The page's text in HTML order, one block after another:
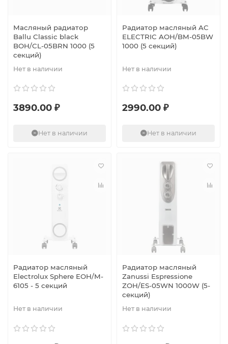
Масляный радиатор
Ballu Classic black
BOH/CL-05BRN 1000 (5
секций)
Нет в наличии
3890.00 ₽
Нет в наличии
Радиатор масляный AC
ELECTRIC AOH/BM-05BW
1000 (5 секций)
Нет в наличии
2990.00 ₽
Нет в наличии
Радиатор масляный
Electrolux Sphere EOH/M-
6105 - 5 секций
Нет в наличии
Радиатор масляный
Zanussi Espressione
ZOH/ES-05WN 1000W (5-
секций)
Нет в наличии